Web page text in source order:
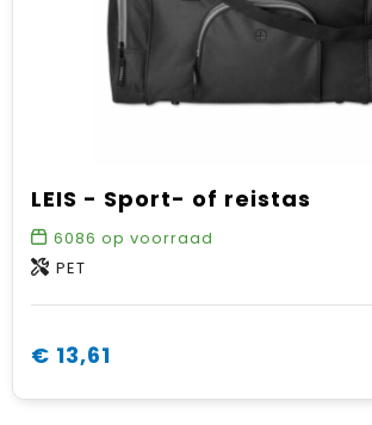
LEIS - Sport- of reistas
6086 op voorraad
PET
€ 13,61